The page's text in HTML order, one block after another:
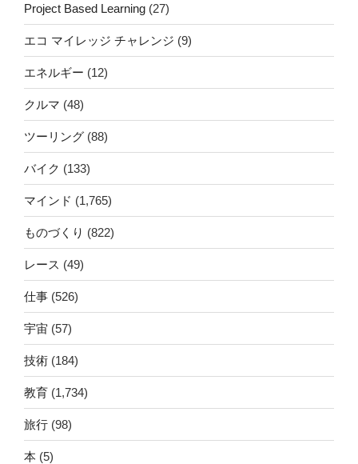
Project Based Learning (27)
エコ マイレッジ チャレンジ (9)
エネルギー (12)
クルマ (48)
ツーリング (88)
バイク (133)
マインド (1,765)
ものづくり (822)
レース (49)
仕事 (526)
宇宙 (57)
技術 (184)
教育 (1,734)
旅行 (98)
本 (5)